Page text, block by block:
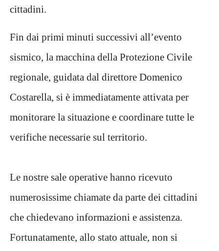
cittadini.
Fin dai primi minuti successivi all’evento
sismico, la macchina della Protezione Civile
regionale, guidata dal direttore Domenico
Costarella, si è immediatamente attivata per
monitorare la situazione e coordinare tutte le
verifiche necessarie sul territorio.
Le nostre sale operative hanno ricevuto
numerosissime chiamate da parte dei cittadini
che chiedevano informazioni e assistenza.
Fortunatamente, allo stato attuale, non si